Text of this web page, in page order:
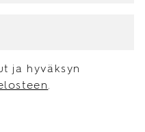
*
ja hyväksyn
.